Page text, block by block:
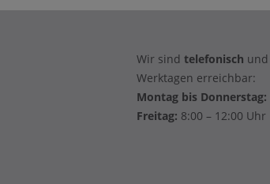
Wir sind telefonisch und
Werktagen erreichbar:
Montag bis Donnerstag:
Freitag: 8:00 – 12:00 Uhr